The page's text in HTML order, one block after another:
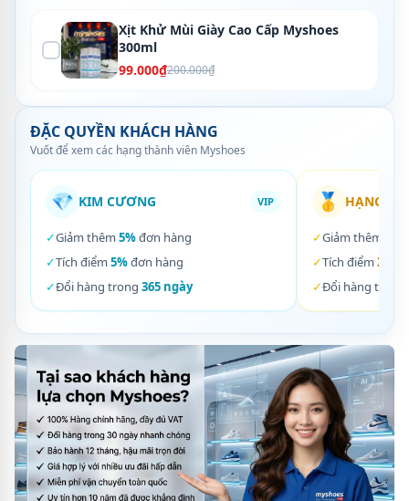
Xịt Khử Mùi Giày Cao Cấp Myshoes
300ml
99.000₫200.000₫
ĐẶC QUYỀN KHÁCH HÀNG
Vuốt để xem các hạng thành viên Myshoes
💎 KIM CƯƠNG VIP
✓Giảm thêm 5%đơn hàng
✓Tích điểm 5%đơn hàng
✓Đổi hàng trong 365 ngày
🥇 HẠNG
✓Giảm thêm
✓Tích điểm 3%
✓Đổi hàng trong